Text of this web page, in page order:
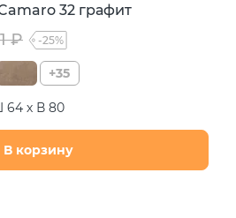
32 графит
₽ -25%
+35
64 х В 80
В корзину